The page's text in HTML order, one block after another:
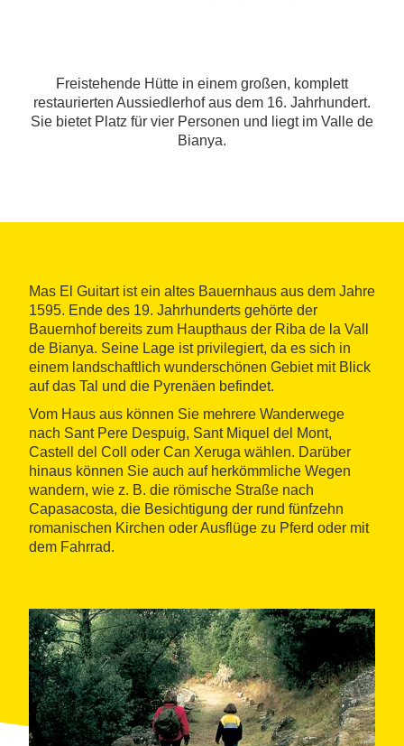
Freistehende Hütte in einem großen, komplett
restaurierten Aussiedlerhof aus dem 16. Jahrhundert.
Sie bietet Platz für vier Personen und liegt im Valle de
Bianya.
Mas El Guitart ist ein altes Bauernhaus aus dem Jahre
1595. Ende des 19. Jahrhunderts gehörte der
Bauernhof bereits zum Haupthaus der Riba de la Vall
de Bianya. Seine Lage ist privilegiert, da es sich in
einem landschaftlich wunderschönen Gebiet mit Blick
auf das Tal und die Pyrenäen befindet.
Vom Haus aus können Sie mehrere Wanderwege
nach Sant Pere Despuig, Sant Miquel del Mont,
Castell del Coll oder Can Xeruga wählen. Darüber
hinaus können Sie auch auf herkömmliche Wegen
wandern, wie z. B. die römische Straße nach
Capasacosta, die Besichtigung der rund fünfzehn
romanischen Kirchen oder Ausflüge zu Pferd oder mit
dem Fahrrad.